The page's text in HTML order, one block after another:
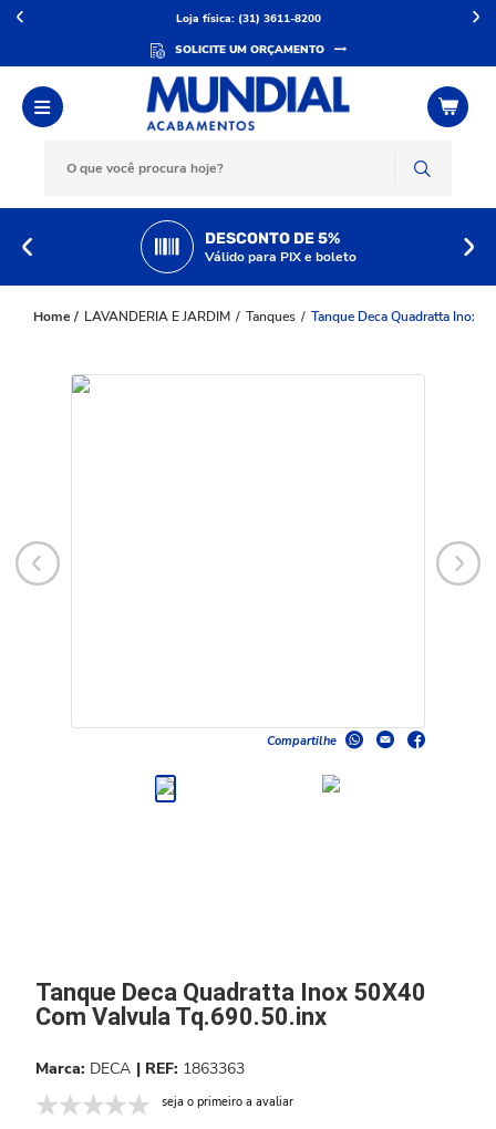
Loja física: (31) 3611-8200
SOLICITE UM ORÇAMENTO
DESCONTO DE 5%
Válido para PIX e boleto
LAVANDERIA E JARDIM Tanques Tanque Deca Quadratta Inox
Compartilhe
Tanque Deca Quadratta Inox 50X40
Com Valvula Tq.690.50.inx
DECA 1863363
seja o primeiro a avaliar